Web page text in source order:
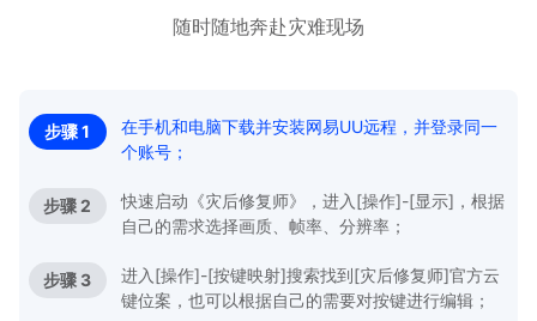
随时随地奔赴灾难现场
步骤 1
在手机和电脑下载并安装网易UU远程，并登录同一
个账号；
步骤 2
快速启动《灾后修复师》，进入[操作]-[显示]，根据
自己的需求选择画质、帧率、分辨率；
步骤 3
进入[操作]-[按键映射]搜索找到[灾后修复师]官方云
键位案，也可以根据自己的需要对按键进行编辑；